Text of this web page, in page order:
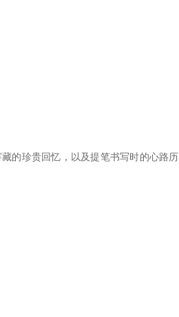
的珍贵回忆，以及提笔书写时的心路历